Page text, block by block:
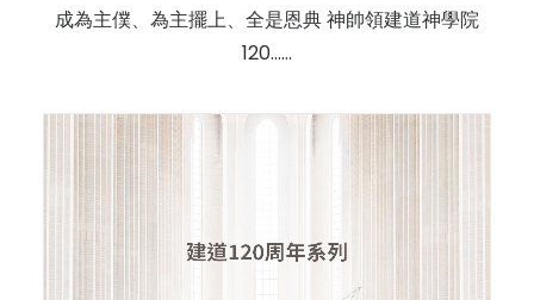
成為主僕、為主擺上、全是恩典 神帥領建道神學院
120……